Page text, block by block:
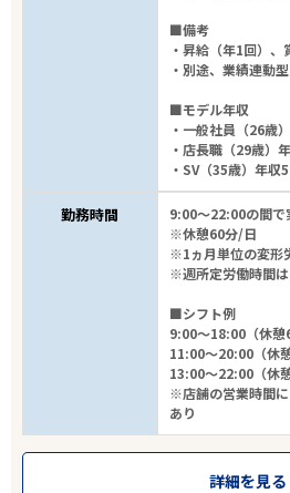
■備考
・昇給（年1回）
・別途、業績連動
■モデル年収
・一般社員（26歳
・店長職（29歳）
・SV（35歳）年収
勤務時間
9:00～22:00の間で
※休憩60分/日
※1ヵ月単位の変形
※週所定労働時間
■シフト例
9:00～18:00（休憩
11:00～20:00（休
13:00～22:00（休
※店舗の営業時間
あり
詳細を見る